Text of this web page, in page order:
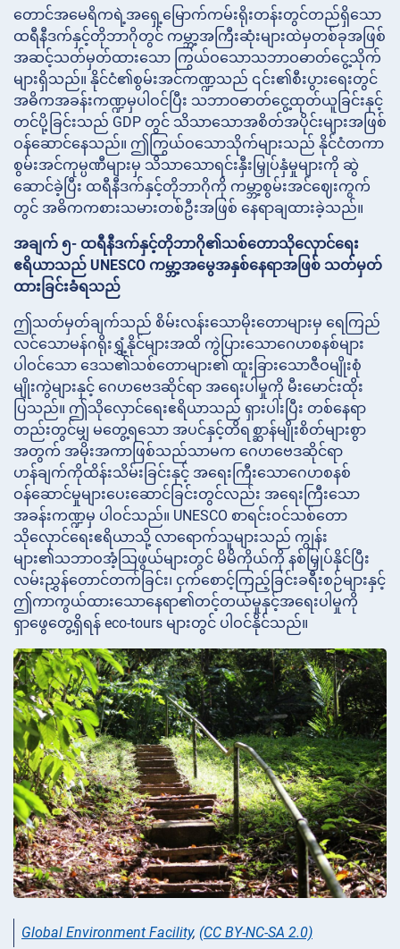
တောင်အမေရိကရဲ့အရှေ့မြောက်ကမ်းရိုးတန်းတွင်တည်ရှိသော
ထရီနီဒက်နှင့်တိုဘာဂိုတွင် ကမ္ဘာ့အကြီးဆုံးများထဲမှတစ်ခုအဖြစ်
အဆင့်သတ်မှတ်ထားသော ကြွယ်ဝသောသဘာဝဓာတ်ငွေ့သိုက်
များရှိသည်။ နိုင်ငံ၏စွမ်းအင်ကဏ္ဍသည် ၎င်း၏စီးပွားရေးတွင်
အဓိကအခန်းကဏ္ဍမှပါဝင်ပြီး သဘာဝဓာတ်ငွေ့ထုတ်ယူခြင်းနှင့်
တင်ပို့ခြင်းသည် GDP တွင် သိသာသောအစိတ်အပိုင်းများအဖြစ်
ဝန်ဆောင်နေသည်။ ဤကြွယ်ဝသောသိုက်များသည် နိုင်ငံတကာ
စွမ်းအင်ကုမ္ပဏီများမှ သိသာသောရင်းနှီးမြှုပ်နှံမှုများကို ဆွဲ
ဆောင်ခဲ့ပြီး ထရီနီဒက်နှင့်တိုဘာဂိုကို ကမ္ဘာ့စွမ်းအင်ဈေးကွက်
တွင် အဓိကကစားသမားတစ်ဦးအဖြစ် နေရာချထားခဲ့သည်။
အချက် ၅- ထရီနီဒက်နှင့်တိုဘာဂို၏သစ်တောသိုလှောင်ရေး
ဧရိယာသည် UNESCO ကမ္ဘာ့အမွေအနှစ်နေရာအဖြစ် သတ်မှတ်
ထားခြင်းခံရသည်
ဤသတ်မှတ်ချက်သည် စိမ်းလန်းသောမိုးတောများမှ ရေကြည်
လင်သောမန်ဂရိုးရွှံ့နိုင်များအထိ ကွဲပြားသောဂေဟစနစ်များ
ပါဝင်သော ဒေသ၏သစ်တောများ၏ ထူးခြားသောဇီဝမျိုးစုံ
မျိုးကွဲများနှင့် ဂေဟဗေဒဆိုင်ရာ အရေးပါမှုကို မီးမောင်းထိုး
ပြသည်။ ဤသိုလှောင်ရေးဧရိယာသည် ရှားပါးပြီး တစ်နေရာ
တည်းတွင်မျှ မတွေ့ရသော အပင်နှင့်တိရစ္ဆာန်မျိုးစိတ်များစွာ
အတွက် အမိုးအကာဖြစ်သည်သာမက ဂေဟဗေဒဆိုင်ရာ
ဟန်ချက်ကိုထိန်းသိမ်းခြင်းနှင့် အရေးကြီးသောဂေဟစနစ်
ဝန်ဆောင်မှုများပေးဆောင်ခြင်းတွင်လည်း အရေးကြီးသော
အခန်းကဏ္ဍမှ ပါဝင်သည်။ UNESCO စာရင်းဝင်သစ်တော
သိုလှောင်ရေးဧရိယာသို့ လာရောက်သူများသည် ကျွန်း
များ၏သဘာဝအံ့သြဖွယ်များတွင် မိမိကိုယ်ကို နစ်မြှုပ်နိုင်ပြီး
လမ်းညွှန်တောင်တက်ခြင်း၊ ငှက်စောင့်ကြည့်ခြင်းခရီးစဉ်များနှင့်
ဤကာကွယ်ထားသောနေရာ၏တင့်တယ်မှုနှင့်အရေးပါမှုကို
ရှာဖွေတွေ့ရှိရန် eco-tours များတွင် ပါဝင်နိုင်သည်။
Global Environment Facility, (CC BY-NC-SA 2.0)